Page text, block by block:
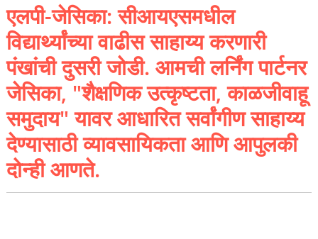
एलपी-जेसिका: सीआयएसमधील
विद्यार्थ्यांच्या वाढीस साहाय्य करणारी
पंखांची दुसरी जोडी. आमची लर्निंग पार्टनर
जेसिका, "शैक्षणिक उत्कृष्टता, काळजीवाहू
समुदाय" यावर आधारित सर्वांगीण साहाय्य
देण्यासाठी व्यावसायिकता आणि आपुलकी
दोन्ही आणते.